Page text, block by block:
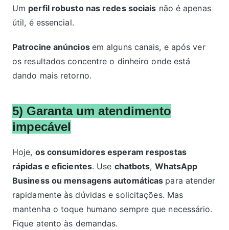
Um perfil robusto nas redes sociais não é apenas
útil, é essencial.
Patrocine anúncios em alguns canais, e após ver
os resultados concentre o dinheiro onde está
dando mais retorno.
5) Garanta um atendimento
impecável
Hoje, os consumidores esperam respostas
rápidas e eficientes. Use chatbots, WhatsApp
Business ou mensagens automáticas para atender
rapidamente às dúvidas e solicitações. Mas
mantenha o toque humano sempre que necessário.
Fique atento às demandas.